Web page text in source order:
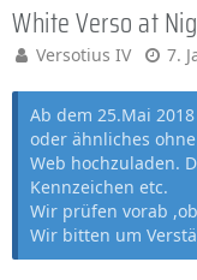
White Verso at
Versotius IV 7.
Ab dem 25.Mai
oder ähnliches
Web hochzuladen.
Kennzeichen etc.
Wir prüfen vorab
Wir bitten um